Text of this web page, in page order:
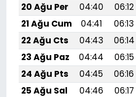
20 Ağu Per
04:40 06:12
21 Ağu Cum
04:41 06:13
22 Ağu Cts
04:43 06:14
23 Ağu Paz
04:44 06:15
24 Ağu Pts
04:45 06:16
25 Ağu Sal
04:46 06:17